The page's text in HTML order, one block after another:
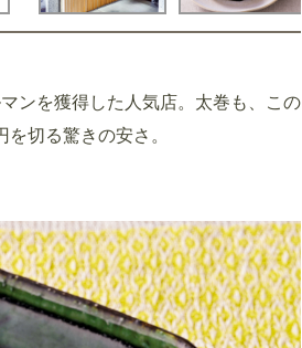
ンを獲得した人気店。太巻も、この
切る驚きの安さ。